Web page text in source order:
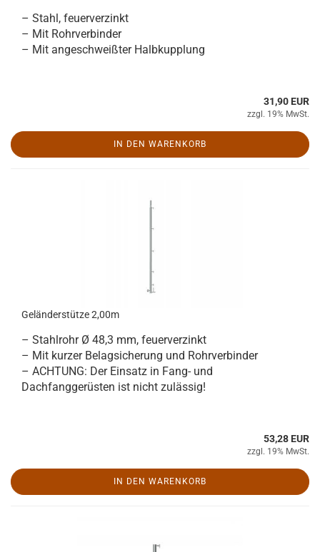
– Stahl, feuerverzinkt
– Mit Rohrverbinder
– Mit angeschweißter Halbkupplung
31,90 EUR
zzgl. 19% MwSt.
IN DEN WARENKORB
Geländerstütze 2,00m
– Stahlrohr Ø 48,3 mm, feuerverzinkt
– Mit kurzer Belagsicherung und Rohrverbinder
– ACHTUNG: Der Einsatz in Fang- und
Dachfanggerüsten ist nicht zulässig!
53,28 EUR
zzgl. 19% MwSt.
IN DEN WARENKORB